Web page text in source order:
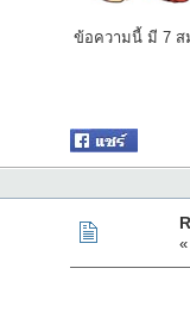
ข้อความนี้ มี 7
«